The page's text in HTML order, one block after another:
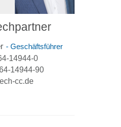
- Geschäftsführer
14944-0
14944-90
cc.de